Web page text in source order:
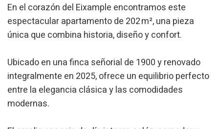
En el corazón del Eixample encontramos este
espectacular apartamento de 202 m², una pieza
única que combina historia, diseño y confort.
Ubicado en una finca señorial de 1900 y renovado
integralmente en 2025, ofrece un equilibrio perfecto
entre la elegancia clásica y las comodidades
modernas.